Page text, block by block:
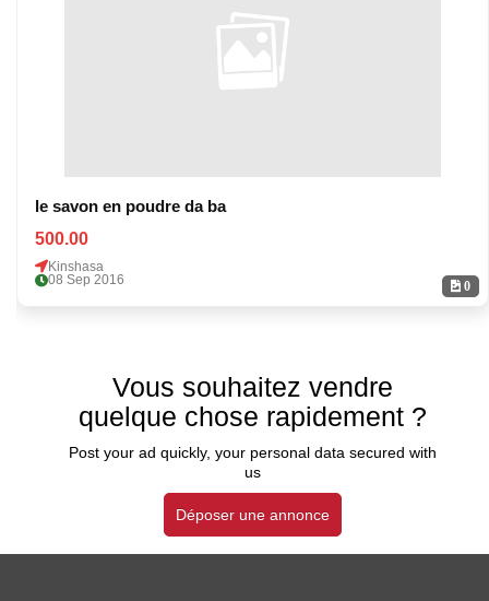
0
le savon en poudre da ba
500.00
Kinshasa
08 Sep 2016
Vous souhaitez vendre
quelque chose rapidement ?
Post your ad quickly, your personal data secured with
us
Déposer une annonce